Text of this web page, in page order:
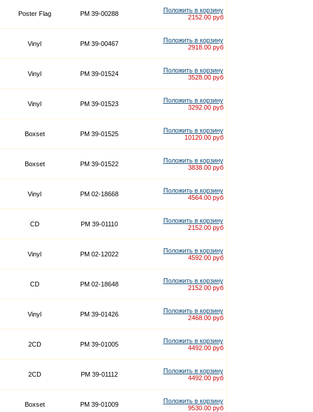
Poster Flag PM 39-00288
Положить в корзину
2152.00 руб
Vinyl PM 39-00467
Положить в корзину
2918.00 руб
Vinyl PM 39-01524
Положить в корзину
3528.00 руб
Vinyl PM 39-01523
Положить в корзину
3292.00 руб
Boxset PM 39-01525
Положить в корзину
10120.00 руб
Boxset PM 39-01522
Положить в корзину
3838.00 руб
Vinyl PM 02-18668
Положить в корзину
4564.00 руб
CD PM 39-01110
Положить в корзину
2152.00 руб
Vinyl PM 02-12022
Положить в корзину
4592.00 руб
CD PM 02-18648
Положить в корзину
2152.00 руб
Vinyl PM 39-01426
Положить в корзину
2468.00 руб
2CD PM 39-01005
Положить в корзину
4492.00 руб
2CD PM 39-01112
Положить в корзину
4492.00 руб
Boxset PM 39-01009
Положить в корзину
9530.00 руб